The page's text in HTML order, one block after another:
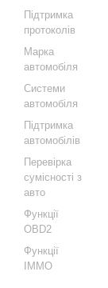
Підтримка
протоколів
Марка
автомобіля
Системи
автомобіля
Підтримка
автомобілів
Перевірка
сумісності з
авто
Функції
OBD2
Функції
IMMO